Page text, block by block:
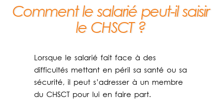
Comment le salarié peut-il saisir
le CHSCT ?
Lorsque le salarié fait face à des
difficultés mettant en péril sa santé ou sa
sécurité, il peut s’adresser à un membre
du CHSCT pour lui en faire part.